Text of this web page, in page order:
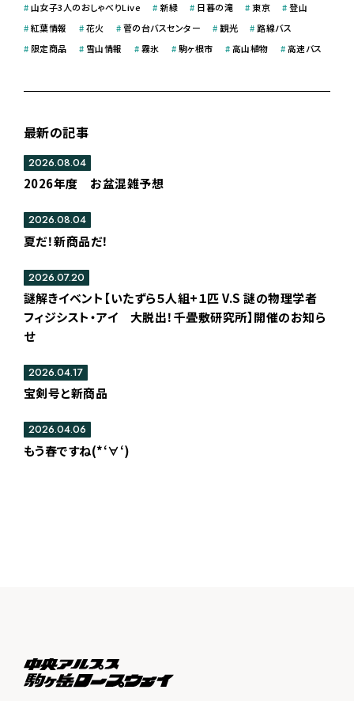
#山女子3人のおしゃべりLive #新緑 # 日暮の滝 #東京 #登山
#紅葉情報 #花火 #菅の台バスセンター # 観光 #路線バス
# 限定商品 # 雪山情報 #霧氷 #駒ヶ根市 #高山植物 #高速バス
最新の記事
2026年度 お盆混雑予想
2026.08.04
夏だ！新商品だ！
2026.08.04
謎解きイベント【いたずら５人組+１匹 V.S 謎の物理学者
フィジシスト・アイ 大脱出！千畳敷研究所】開催のお知ら
せ
2026.07.20
宝剣号と新商品
2026.04.17
もう春ですね(*‘∀‘)
2026.04.06